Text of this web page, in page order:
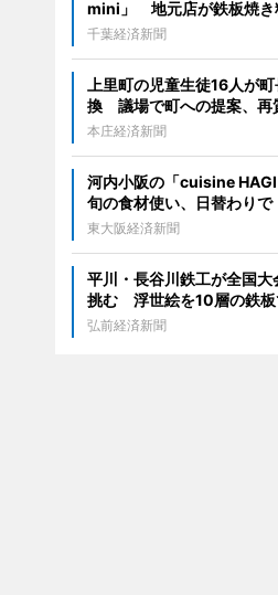
mini」 地元店が鉄板焼き
千葉経済新聞
上里町の児童生徒16人が
換 議場で町への提案、再
本庄経済新聞
河内小阪の「cuisine
旬の食材使い、日替わりで
東大阪経済新聞
平川・長谷川鉄工が全国大
挑む 浮世絵を10層の鉄板
弘前経済新聞